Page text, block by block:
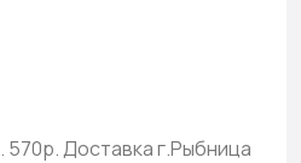
570р. Доставка г.Рыбница